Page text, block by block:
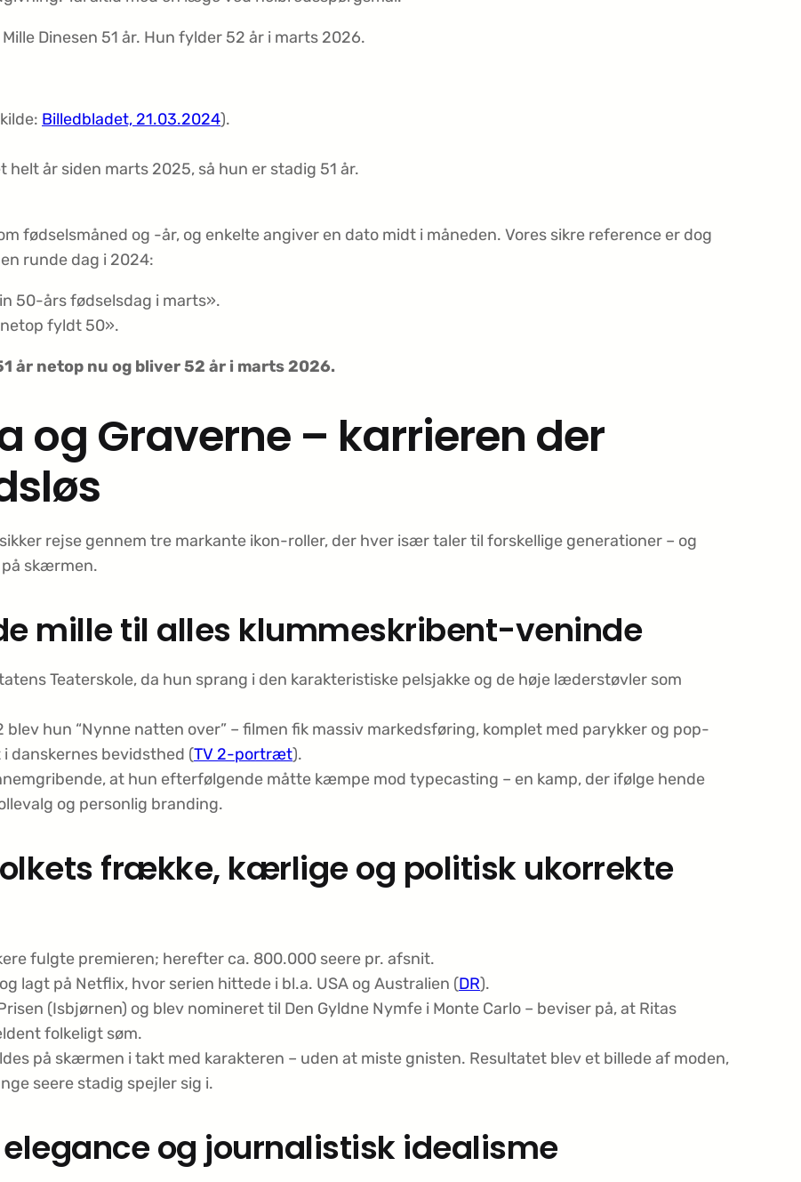
Dinesen 51 år. Hun fylder 52 år i marts 2026.
Billedbladet, 21.03.2024).
år siden marts 2025, så hun er stadig 51 år.
fødselsmåned og -år, og enkelte angiver en dato midt i måneden. Vores sikre reference er dog
runde dag i 2024:
50-års fødselsdag i marts».
fyldt 50».
år netop nu og bliver 52 år i marts 2026.
og Graverne – karrieren der
rejse gennem tre markante ikon-roller, der hver især taler til forskellige generationer – og
skærmen.
mille til alles klummeskribent-veninde
Teaterskole, da hun sprang i den karakteristiske pelsjakke og de høje læderstøvler som
blev hun “Nynne natten over” – filmen fik massiv markedsføring, komplet med parykker og pop-
danskernes bevidsthed (TV 2-portræt).
at hun efterfølgende måtte kæmpe mod typecasting – en kamp, der ifølge hende
og personlig branding.
frække, kærlige og politisk ukorrekte
fulgte premieren; herefter ca. 800.000 seere pr. afsnit.
lagt på Netflix, hvor serien hittede i bl.a. USA og Australien (DR).
(Isbjørnen) og blev nomineret til Den Gyldne Nymfe i Monte Carlo – beviser på, at Ritas
folkeligt søm.
på skærmen i takt med karakteren – uden at miste gnisten. Resultatet blev et billede af moden,
seere stadig spejler sig i.
og journalistisk idealisme